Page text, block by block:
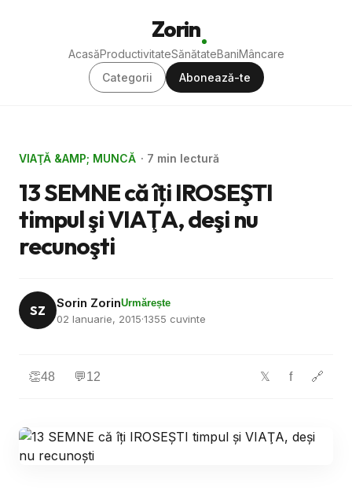
Zorin
AcasăProductivitateSănătateBaniMâncare
Categorii
Abonează-te
VIAŢĂ &AMP; MUNCĂ · 7 min lectură
13 SEMNE că îţi IROSEŞTI
timpul şi VIAŢA, deşi nu
recunoşti
SZ Sorin ZorinUrmărește
02 Ianuarie, 2015·1355 cuvinte
👏48 💬12 𝕏 f 🔗